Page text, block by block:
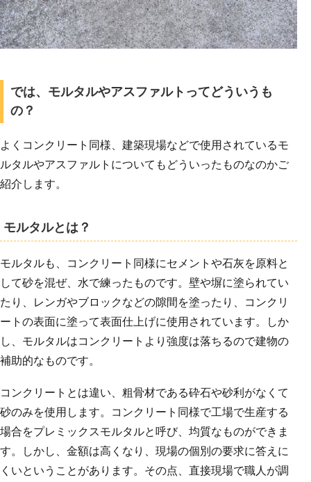
では、モルタルやアスファルトってどういうも
の？
よくコンクリート同様、建築現場などで使用されているモ
ルタルやアスファルトについてもどういったものなのかご
紹介します。
モルタルとは？
モルタルも、コンクリート同様にセメントや石灰を原料と
して砂を混ぜ、水で練ったものです。壁や塀に塗られてい
たり、レンガやブロックなどの隙間を塗ったり、コンクリ
ートの表面に塗って表面仕上げに使用されています。しか
し、モルタルはコンクリートより強度は落ちるので建物の
補助的なものです。
コンクリートとは違い、粗骨材である砕石や砂利がなくて
砂のみを使用します。コンクリート同様で工場で生産する
場合をプレミックスモルタルと呼び、均質なものができま
す。しかし、金額は高くなり、現場の個別の要求に答えに
くいということがあります。その点、直接現場で職人が調